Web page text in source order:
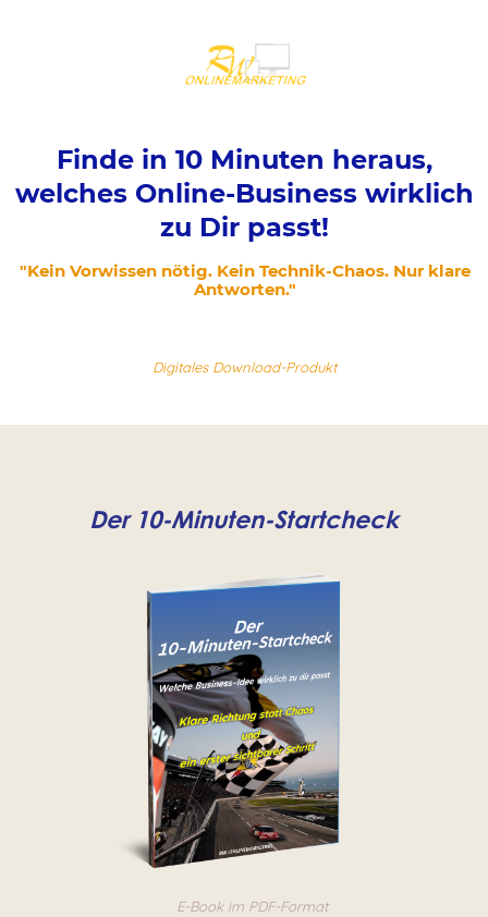
Finde in 10 Minuten heraus,
welches Online-Business wirklich
zu Dir passt!
"Kein Vorwissen nötig. Kein Technik-Chaos. Nur klare
Antworten."
Digitales Download-Produkt
Der 10-Minuten-Startcheck
E-Book im PDF-Format